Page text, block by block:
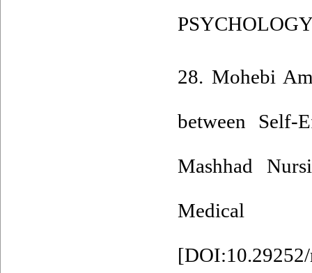
28. Mohebi
between Self-
Mashhad
Medical
[